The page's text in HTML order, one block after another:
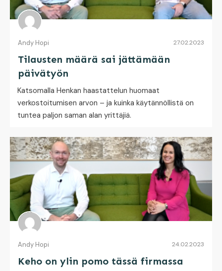
Andy Hopi 27.02.2023
Tilausten määrä sai jättämään
päivätyön
Katsomalla Henkan haastattelun huomaat
verkostoitumisen arvon – ja kuinka käytännöllistä on
tuntea paljon saman alan yrittäjiä.
Andy Hopi 24.02.2023
Keho on ylin pomo tässä firmassa